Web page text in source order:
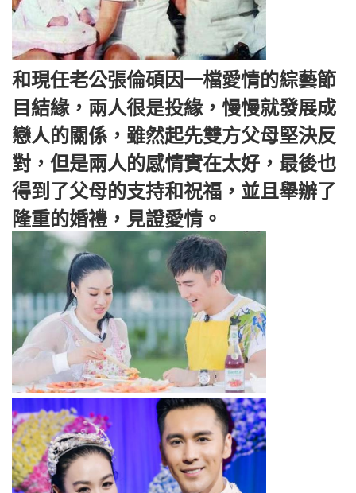
和現任老公張倫碩因一檔愛情的綜藝節
目結緣，兩人很是投緣，慢慢就發展成
戀人的關係，雖然起先雙方父母堅決反
對，但是兩人的感情實在太好，最後也
得到了父母的支持和祝福，並且舉辦了
隆重的婚禮，見證愛情。